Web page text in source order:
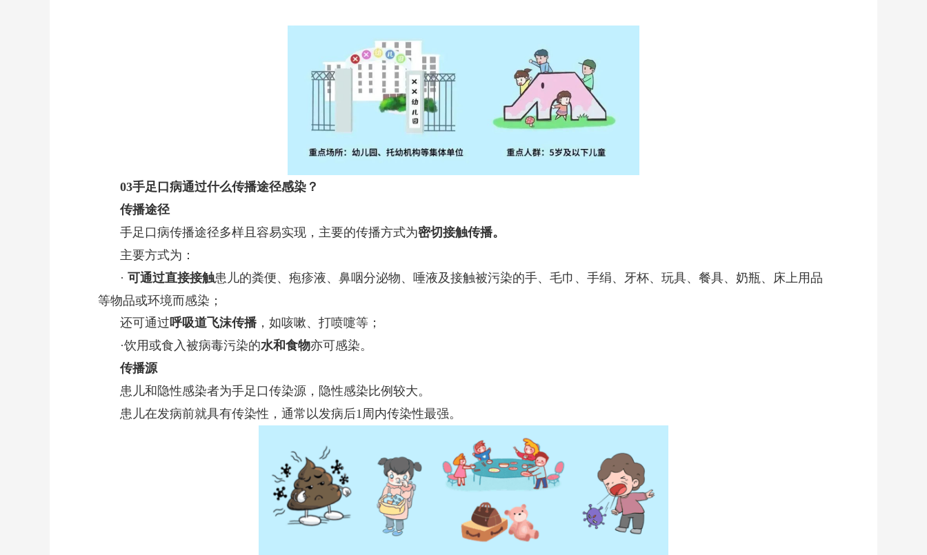
03手足口病通过什么传播途径感染？
传播途径
手足口病传播途径多样且容易实现，主要的传播方式为密切接触传播。
主要方式为：
· 可通过直接接触患儿的粪便、疱疹液、鼻咽分泌物、唾液及接触被污染的手、毛巾、手绢、牙杯、玩具、餐具、奶瓶、床上用品
等物品或环境而感染；
还可通过呼吸道飞沫传播 ，如咳嗽、打喷嚏等；
·饮用或食入被病毒污染的水和食物亦可感染。
传播源
患儿和隐性感染者为手足口传染源，隐性感染比例较大。
患儿在发病前就具有传染性，通常以发病后1周内传染性最强。